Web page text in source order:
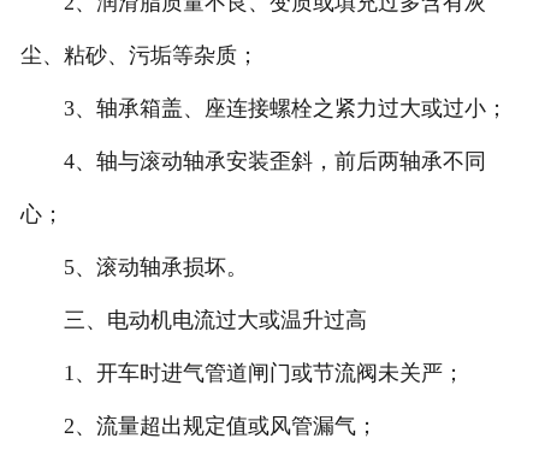
尘、粘砂、污垢等杂质；
3、轴承箱盖、座连接螺栓之紧力过大或过小；
4、轴与滚动轴承安装歪斜，前后两轴承不同
心；
5、滚动轴承损坏。
三、电动机电流过大或温升过高
1、开车时进气管道闸门或节流阀未关严；
2、流量超出规定值或风管漏气；